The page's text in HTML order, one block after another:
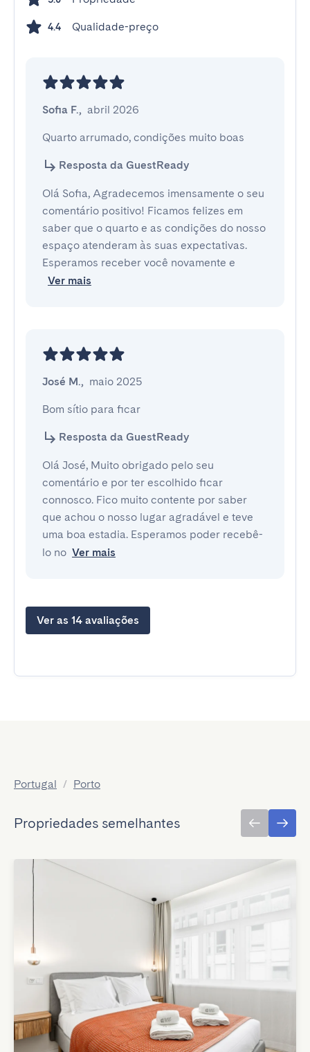
4.4 Qualidade-preço
Sofia F., abril 2026
Quarto arrumado, condições muito boas
Resposta da GuestReady
Olá Sofia, Agradecemos imensamente o seu
comentário positivo! Ficamos felizes em
saber que o quarto e as condições do nosso
espaço atenderam às suas expectativas.
Esperamos receber você novamente e
Ver mais
José M., maio 2025
Bom sítio para ficar
Resposta da GuestReady
Olá José, Muito obrigado pelo seu
comentário e por ter escolhido ficar
connosco. Fico muito contente por saber
que achou o nosso lugar agradável e teve
uma boa estadia. Esperamos poder recebê-
lo no Ver mais
Ver as 14 avaliações
Portugal / Porto
Propriedades semelhantes